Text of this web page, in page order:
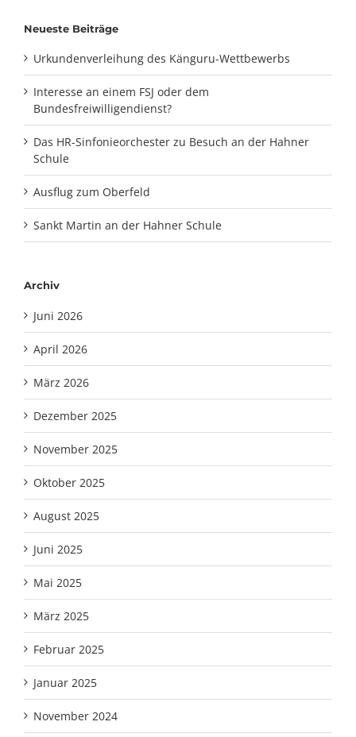
Neueste Beiträge
Urkundenverleihung des Känguru-Wettbewerbs
Interesse an einem FSJ oder dem
Bundesfreiwilligendienst?
Das HR-Sinfonieorchester zu Besuch an der Hahner
Schule
Ausflug zum Oberfeld
Sankt Martin an der Hahner Schule
Archiv
Juni 2026
April 2026
März 2026
Dezember 2025
November 2025
Oktober 2025
August 2025
Juni 2025
Mai 2025
März 2025
Februar 2025
Januar 2025
November 2024